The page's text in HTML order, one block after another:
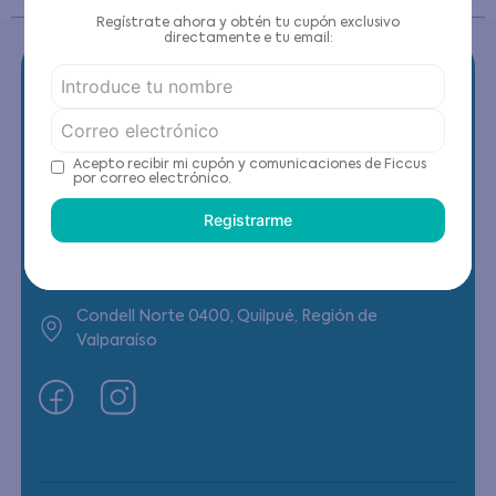
Contáctanos
(22) 6178818 - Compras Internet
Condell Norte 0400, Quilpué, Región de
Valparaíso
Regístrate ahora y obtén tu cupón exclusivo
directamente e tu email:
Acepto recibir mi cupón y comunicaciones de Ficcus
por correo electrónico.
Registrarme